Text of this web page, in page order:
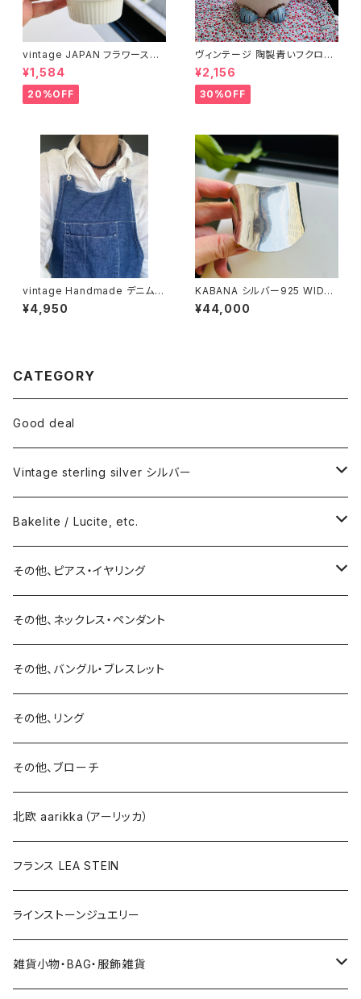
vintage JAPAN フラワースタ
ッキングマグ
¥1,584
20%OFF
ヴィンテージ 陶製青いフクロウ
貯金箱
¥2,156
30%OFF
vintage Handmade デニムエ
プロン
¥4,950
KABANA シルバー925 WIDE
カフバングル
¥44,000
CATEGORY
Good deal
Vintage sterling silver シルバー
ネックレス
バングル・ブレスレット
リング
15号以上
ピアス
イヤリング
ブローチ
その他
Bakelite / Lucite, etc.
ピアス・イヤリング
リング
バングル・ブレスレット
ブローチ
ネックレス
その他、ピアス・イヤリング
ピアス
イヤリング
その他、ネックレス・ペンダント
その他、バングル・ブレスレット
その他、リング
その他、ブローチ
北欧 aarikka（アーリッカ）
フランス LEA STEIN
ラインストーンジュエリー
雑貨小物・BAG・服飾雑貨